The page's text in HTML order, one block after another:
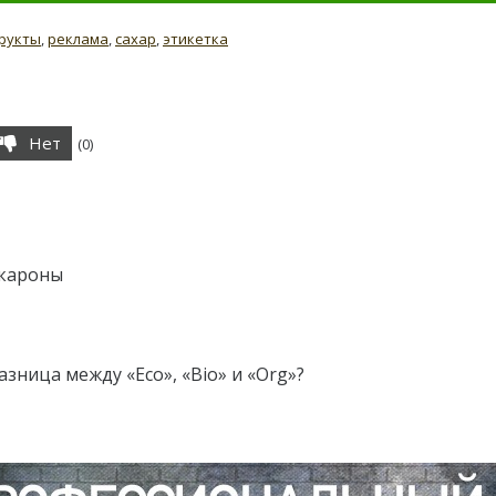
,реклама,сахар, этикетка
Нет (0)
между «Eco», «Bio» и «Org»?